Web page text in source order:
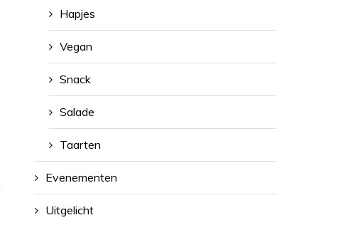
Hapjes
Vegan
Snack
Salade
Taarten
Evenementen
Uitgelicht